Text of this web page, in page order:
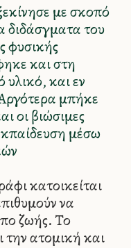
με σκοπό
διδάσγματα του
φυσικής
και στη
και εν
μπήκε
οι βιώσιμες
μέσω
κατοικείται
να
ζωής. Το
την ατομική και